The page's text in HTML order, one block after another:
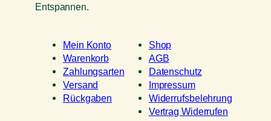
Entspannen.
Mein Konto
Warenkorb
Zahlungsarten
Versand
Rückgaben
Shop
AGB
Datenschutz
Impressum
Widerrufsbelehrung
Vertrag Widerrufen